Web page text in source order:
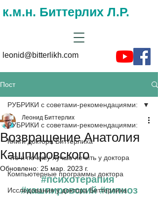
к.м.н. Биттерлих Л.Р.
leonid@bitterlikh.com
Пост
РУБРИКИ с советами-рекомендациями:
Книги доктора Биттерлиха
Что и почему лучше лечить у доктора
Компьютерные программы доктора
Исследования у доктора Биттерлиха
РУБРИКИ с советами-рекомендациями:
Возвращение Анатолия
Кашпировского
Леонид Биттерлих
Обновлено: 25 мар. 2023 г.
#психотерапия
#кашпировский #гипноз